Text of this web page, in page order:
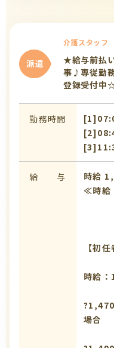
派遣
介護スタッフ
★給与前払
事♪専従勤
登録受付中
勤務時間
給 与
時給
≪時給
【初
時給
場合